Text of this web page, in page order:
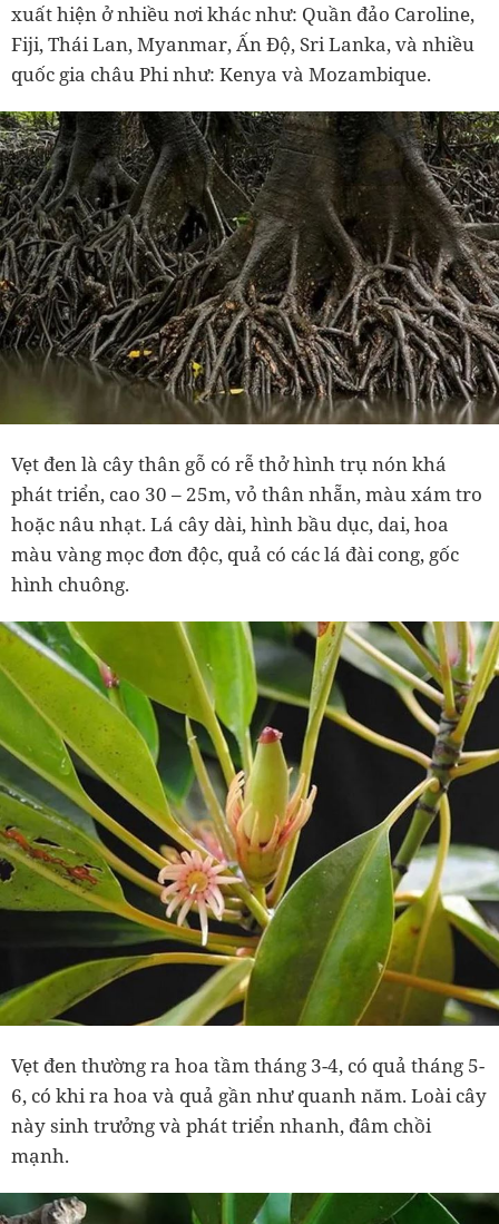
xuất hiện ở nhiều nơi khác như: Quần đảo Caroline,
Fiji, Thái Lan, Myanmar, Ấn Độ, Sri Lanka, và nhiều
quốc gia châu Phi như: Kenya và Mozambique.
Vẹt đen là cây thân gỗ có rễ thở hình trụ nón khá
phát triển, cao 30 – 25m, vỏ thân nhẵn, màu xám tro
hoặc nâu nhạt. Lá cây dài, hình bầu dục, dai, hoa
màu vàng mọc đơn độc, quả có các lá đài cong, gốc
hình chuông.
Vẹt đen thường ra hoa tầm tháng 3-4, có quả tháng 5-
6, có khi ra hoa và quả gần như quanh năm. Loài cây
này sinh trưởng và phát triển nhanh, đâm chồi
mạnh.